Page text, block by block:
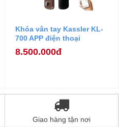
Khóa vân tay Kassler KL-
700 APP điện thoại
8.500.000đ
Giao hàng tận nơi